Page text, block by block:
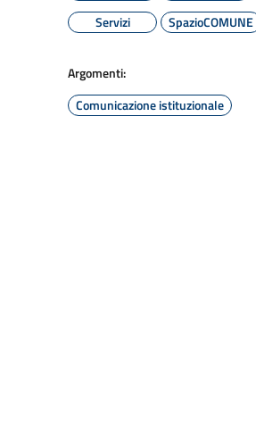
Servizi
SpazioCOMUNE
Argomenti:
Comunicazione istituzionale